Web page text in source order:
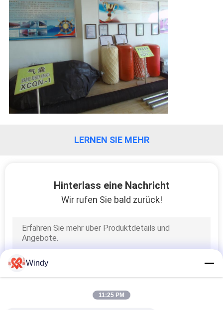
LERNEN SIE MEHR
Hinterlass eine Nachricht
Wir rufen Sie bald zurück!
Windy
11:25 PM